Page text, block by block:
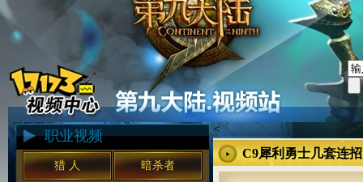
职业视频
猎 人 暗杀者
<
C9犀利勇士几套连